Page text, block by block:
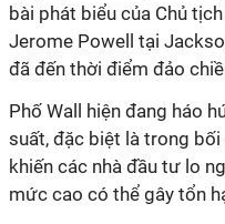
bài phát biểu của Chủ
Jerome Powell tại
đã đến thời điểm đảo
Phố Wall hiện đang háo
suất, đặc biệt là trong
khiến các nhà đầu tư lo
mức cao có thể gây tổn